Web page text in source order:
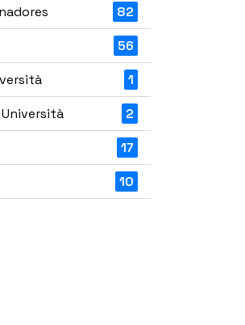
82
56
1
Università
2
17
10